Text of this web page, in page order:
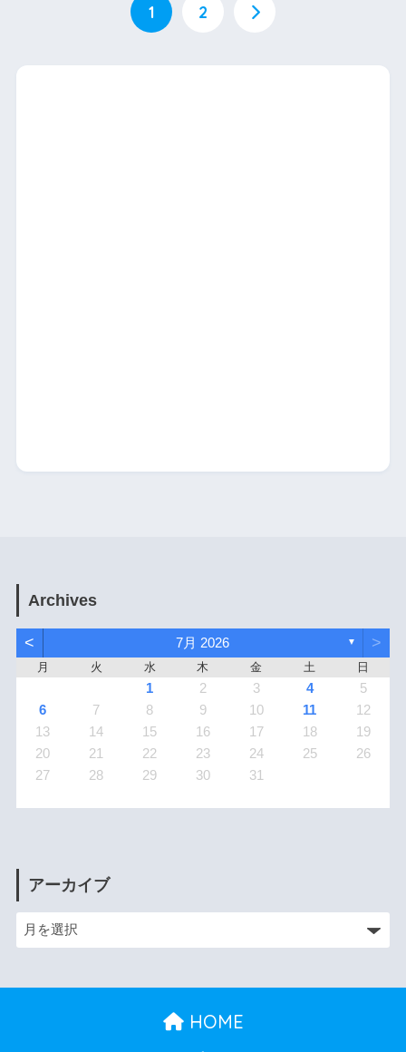
1 2
Archives
< 7月 2026 ▼ >
月 火 水 木 金 土 日
1 2 3 4
5
6
7 8 9 10 11
12
13
14 15 16 17 18
19
20
21 22 23 24 25
26
27
28 29 30 31
アーカイブ
HOME